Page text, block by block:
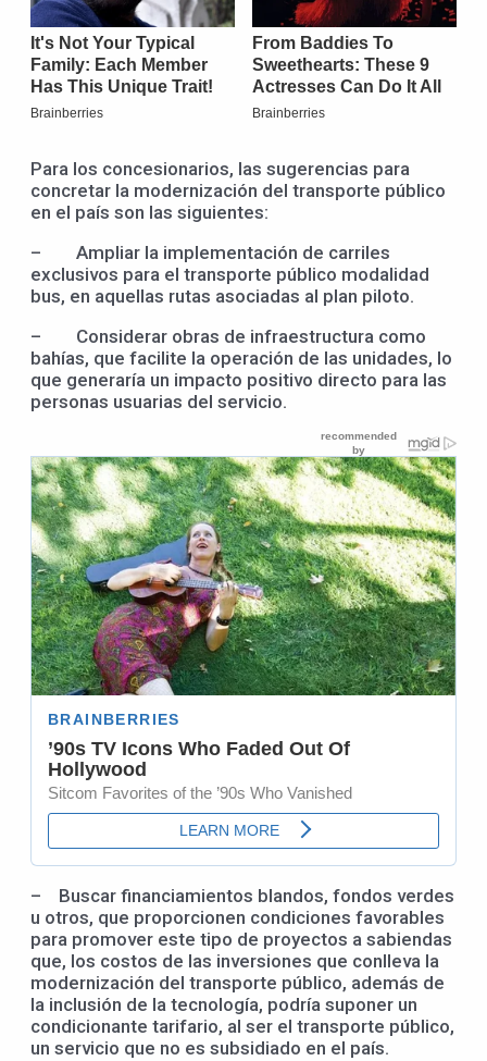
Para los concesionarios, las sugerencias para
concretar la modernización del transporte público
en el país son las siguientes:
– Ampliar la implementación de carriles
exclusivos para el transporte público modalidad
bus, en aquellas rutas asociadas al plan piloto.
– Considerar obras de infraestructura como
bahías, que facilite la operación de las unidades, lo
que generaría un impacto positivo directo para las
personas usuarias del servicio.
– Buscar financiamientos blandos, fondos verdes
u otros, que proporcionen condiciones favorables
para promover este tipo de proyectos a sabiendas
que, los costos de las inversiones que conlleva la
modernización del transporte público, además de
la inclusión de la tecnología, podría suponer un
condicionante tarifario, al ser el transporte público,
un servicio que no es subsidiado en el país.